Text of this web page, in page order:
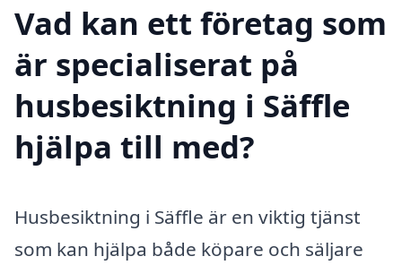
Vad kan ett företag som
är specialiserat på
husbesiktning i Säffle
hjälpa till med?
Husbesiktning i Säffle är en viktig tjänst
som kan hjälpa både köpare och säljare